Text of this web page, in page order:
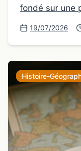
fondé sur une
cohérent et
19/07/2026
Histoire-